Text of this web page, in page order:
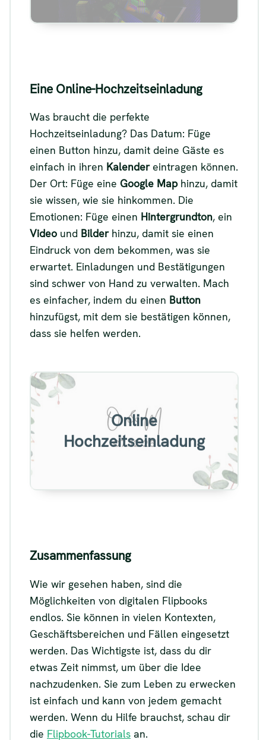
Eine Online-Hochzeitseinladung
Was braucht die perfekte
Hochzeitseinladung? Das Datum: Füge
einen Button hinzu, damit deine Gäste es
einfach in ihren Kalendereintragen können.
Der Ort: Füge eine Google Maphinzu, damit
sie wissen, wie sie hinkommen. Die
Emotionen: Füge einen Hintergrundton, ein
Video und Bilderhinzu, damit sie einen
Eindruck von dem bekommen, was sie
erwartet. Einladungen und Bestätigungen
sind schwer von Hand zu verwalten. Mach
es einfacher, indem du einen Button
hinzufügst, mit dem sie bestätigen können,
dass sie helfen werden.
Online
Hochzeitseinladung
Beispiel für eine Online-
Hochzeitseinladung
Zusammenfassung
Wie wir gesehen haben, sind die
Möglichkeiten von digitalen Flipbooks
endlos. Sie können in vielen Kontexten,
Geschäftsbereichen und Fällen eingesetzt
werden. Das Wichtigste ist, dass du dir
etwas Zeit nimmst, um über die Idee
nachzudenken. Sie zum Leben zu erwecken
ist einfach und kann von jedem gemacht
werden. Wenn du Hilfe brauchst, schau dir
die Flipbook-Tutorials an.